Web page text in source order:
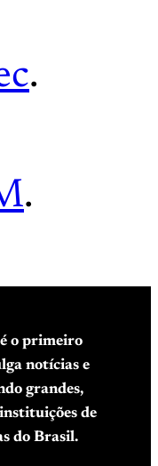
.
.
o primeiro
notícias e
grandes,
de
do Brasil.